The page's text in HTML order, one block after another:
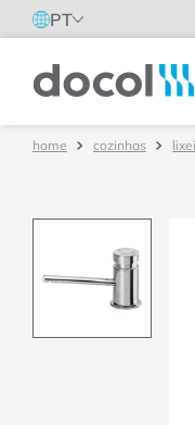
PT
Docol
cozinhas